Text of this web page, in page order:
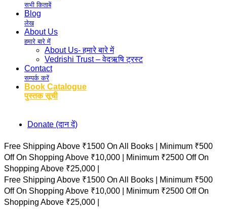
सभी किताबें
Blog
लेख
About Us
हमारे बारे में
About Us- हमारे बारे में
Vedrishi Trust – वेदऋषि ट्रस्ट
Contact
सम्पर्क करें
Book Catalogue
पुस्तक सूची
Donate (दान दें)
Free Shipping Above ₹1500 On All Books |
Minimum ₹500
Off On Shopping Above ₹10,000 |
Minimum ₹2500 Off On
Shopping Above ₹25,000 |
Free Shipping Above ₹1500 On All Books |
Minimum ₹500
Off On Shopping Above ₹10,000 |
Minimum ₹2500 Off On
Shopping Above ₹25,000 |